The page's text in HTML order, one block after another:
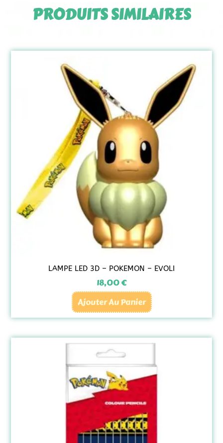
PRODUITS SIMILAIRES
LAMPE LED 3D – POKEMON – EVOLI
18,00€
Ajouter Au Panier